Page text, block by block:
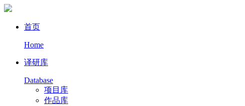
首页
Home
译研库
Database
项目库
作品库